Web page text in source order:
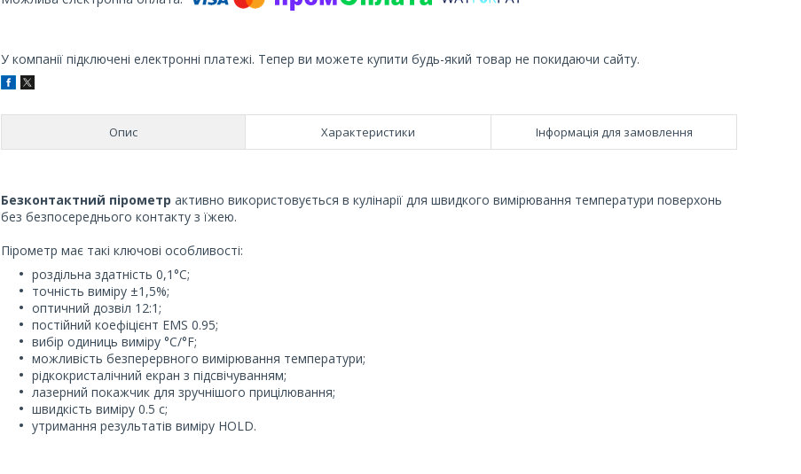
У компанії підключені електронні платежі. Тепер ви можете купити будь-який товар не покидаючи сайту.
Опис Характеристики Інформація для замовлення
Безконтактний пірометр активно використовується в кулінарії для швидкого вимірювання температури поверхонь
без безпосереднього контакту з їжею.
Пірометр має такі ключові особливості:
роздільна здатність 0,1°С;
точність виміру ±1,5%;
оптичний дозвіл 12:1;
постійний коефіцієнт ЕMS 0.95;
вибір одиниць виміру °С/°F;
можливість безперервного вимірювання температури;
рідкокристалічний екран з підсвічуванням;
лазерний покажчик для зручнішого прицілювання;
швидкість виміру 0.5 с;
утримання результатів виміру HOLD.